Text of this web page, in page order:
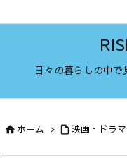
日々の暮らしの中で
ホーム >  映画・ドラ